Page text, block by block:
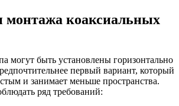
монтажа коаксиальных
могут быть установлены горизонтально
первый вариант, который
и занимает меньше пространства.
ряд требований: